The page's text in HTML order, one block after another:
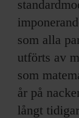
som alla
utförts av
som
år på
långt